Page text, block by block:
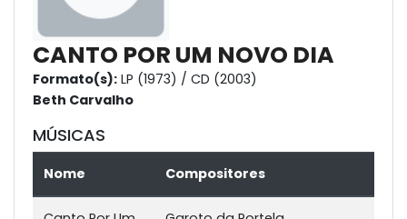
CANTO POR UM NOVO DIA
Formato(s): LP (1973) / CD (2003)
Beth Carvalho
MÚSICAS
Nome Compositores